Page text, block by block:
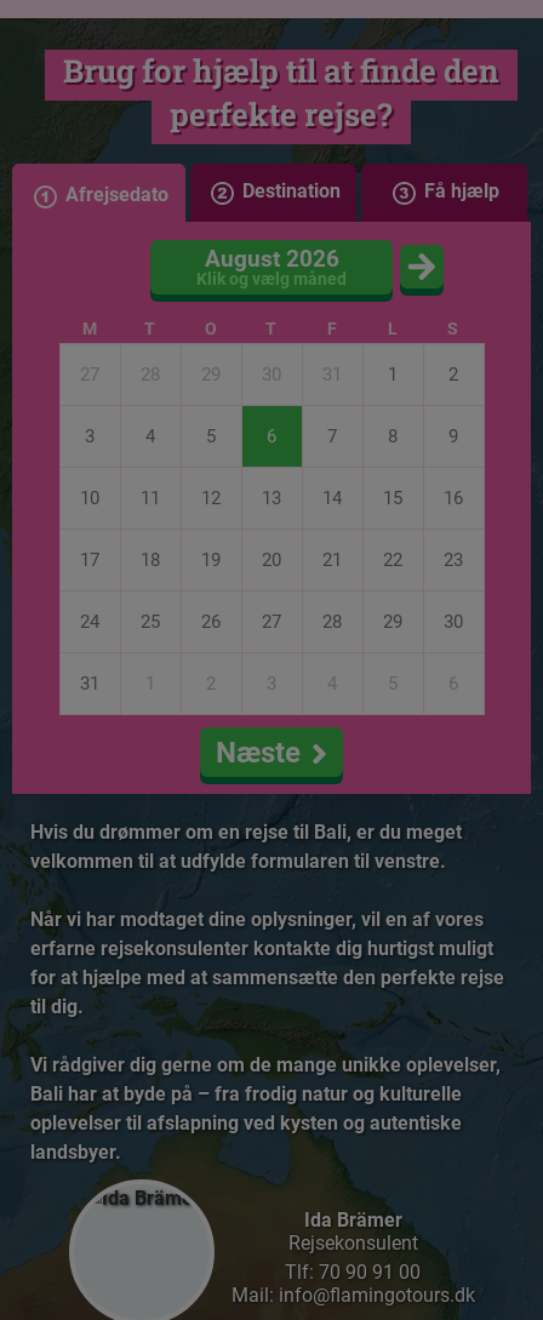
Brug for hjælp til at finde den
perfekte rejse?
Afrejsedato Destination Få hjælp
August 2026
Klik og vælg måned
M T O T F L S
27 28 29 30 31 1 2
3 4 5 6 7 8 9
10 11 12 13 14 15 16
17 18 19 20 21 22 23
24 25 26 27 28 29 30
31 1 2 3 4 5 6
Næste
Hvis du drømmer om en rejse til Bali, er du meget
velkommen til at udfylde formularen til venstre.
Når vi har modtaget dine oplysninger, vil en af vores
erfarne rejsekonsulenter kontakte dig hurtigst muligt
for at hjælpe med at sammensætte den perfekte rejse
til dig.
Vi rådgiver dig gerne om de mange unikke oplevelser,
Bali har at byde på – fra frodig natur og kulturelle
oplevelser til afslapning ved kysten og autentiske
landsbyer.
Ida Brämer
Rejsekonsulent
Tlf: 70 90 91 00
Mail: info@flamingotours.dk